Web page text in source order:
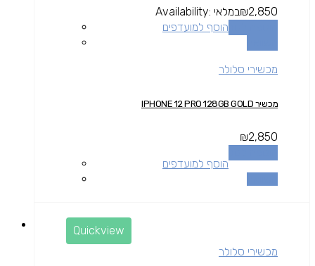
₪2,850
Availability: במלאי
הוסף למועדפים
מכשירי סלולר
מכשיר IPHONE 12 PRO 128GB GOLD
₪2,850
הוסף למועדפים
Quickview
מכשירי סלולר